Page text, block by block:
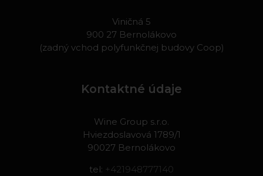
Viničná 5
900 27 Bernolákovo
(zadný vchod polyfunkčnej budovy Coop)
Kontaktné údaje
Wine Group s.r.o.
Hviezdoslavová 1789/1
90027 Bernolákovo
tel: +421948777140